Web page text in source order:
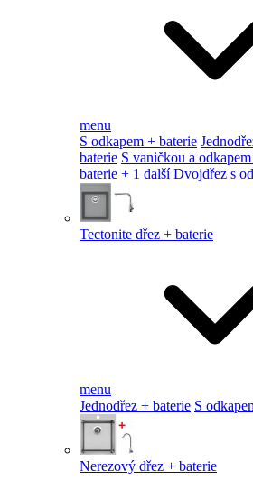
menu
S odkapem + baterie
baterie S vaničkou a
baterie + 1 další Dvojdřez s
Tectonite dřez + baterie
menu
Jednodřez + baterie S
Nerezový dřez + baterie